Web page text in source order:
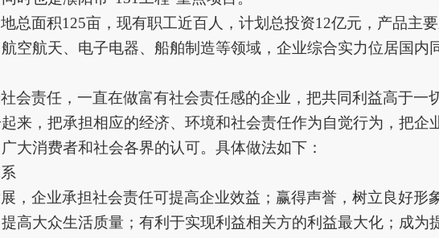
总面积125亩，现有职工近百人，计划总投资12亿元，产品主
空航天、电子电器、船舶制造等领域 ，企业综合实力位居国内
会责任，一直在做富有社会责任感的企业，把共同利益高于一
来，把承担相应的经济、环境和社会责任作为自觉行为，把企
大消费者和社会各界的认可。具体做法如下：
，企业承担社会责任可提高企业效益；赢得声誉，树立良好形
高大众生活质量；有利于实现利益相关方的利益最大化；成为